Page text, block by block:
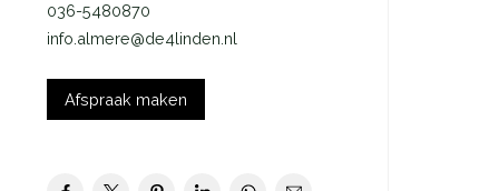
036-5480870
info.almere@de4linden.nl
Afspraak maken